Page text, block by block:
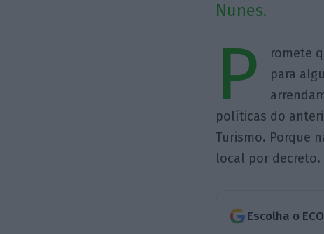
Nunes.
P
romete
para
políticas do
Turismo. Porque
local por decreto.
Escolha o